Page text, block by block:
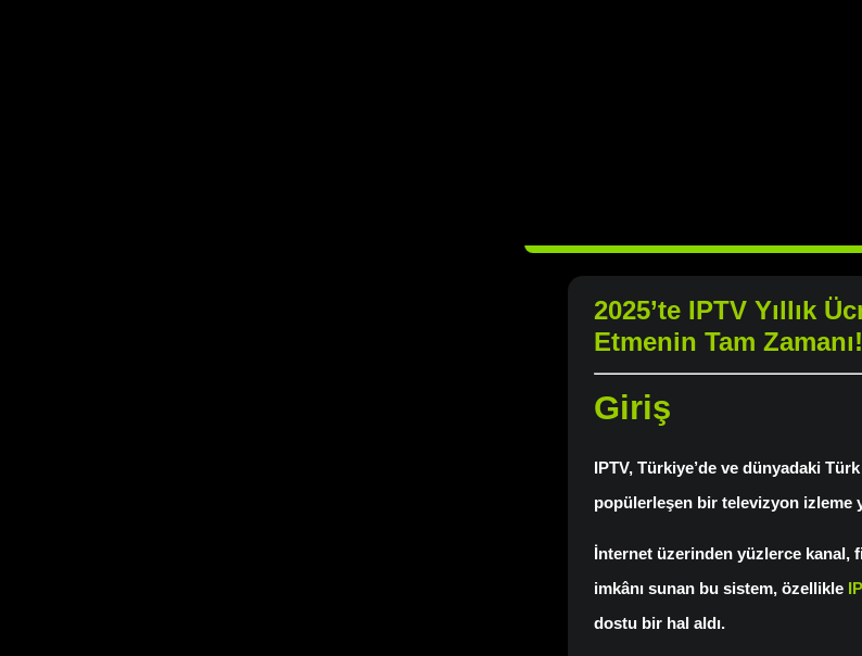
2025’te IPTV Yıllık
Etmenin Tam Zamanı!
Giriş
IPTV, Türkiye’de ve dünyadaki
popülerleşen bir televizyon izleme
İnternet üzerinden yüzlerce kanal,
imkânı sunan bu sistem, özellikle
dostu bir hal aldı.